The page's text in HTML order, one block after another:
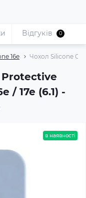
16e Чохол Silicone
Protective
/ 17e (6.1) -
Відгуків 0
в наявності